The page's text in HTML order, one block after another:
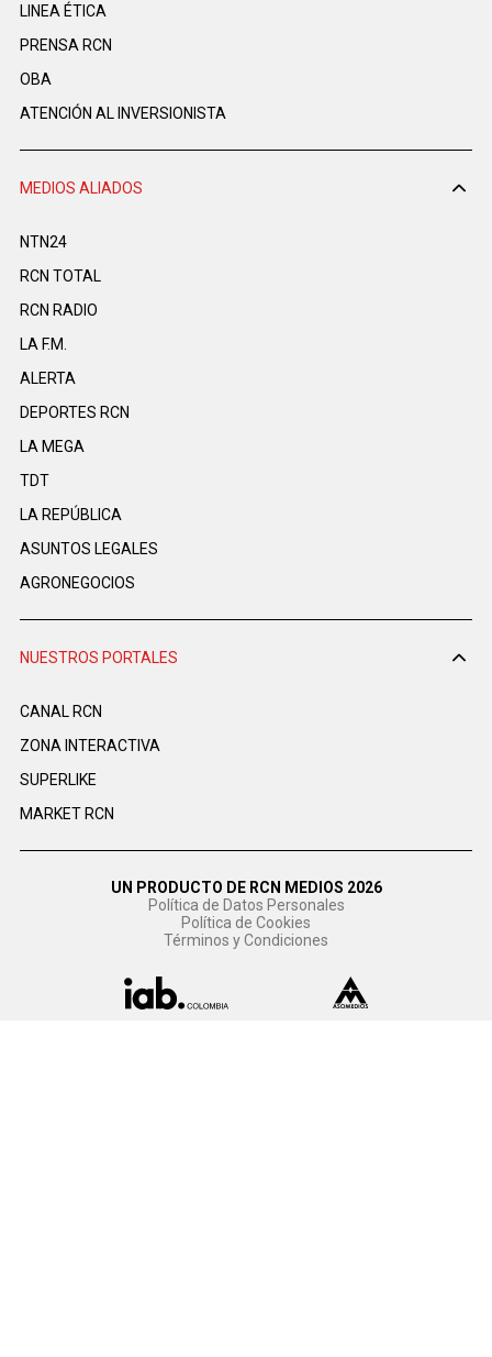
LINEA ÉTICA
PRENSA RCN
OBA
ATENCIÓN AL INVERSIONISTA
MEDIOS ALIADOS
NTN24
RCN TOTAL
RCN RADIO
LA F.M.
ALERTA
DEPORTES RCN
LA MEGA
TDT
LA REPÚBLICA
ASUNTOS LEGALES
AGRONEGOCIOS
NUESTROS PORTALES
CANAL RCN
ZONA INTERACTIVA
SUPERLIKE
MARKET RCN
UN PRODUCTO DE RCN MEDIOS 2026
Política de Datos Personales
Política de Cookies
Términos y Condiciones